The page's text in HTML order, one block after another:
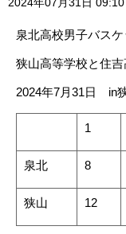
2024年07月31日 09:10
泉北高校男子バス
狭山高等学校と住
2024年7月31日 in
1
泉北 8
狭山 12